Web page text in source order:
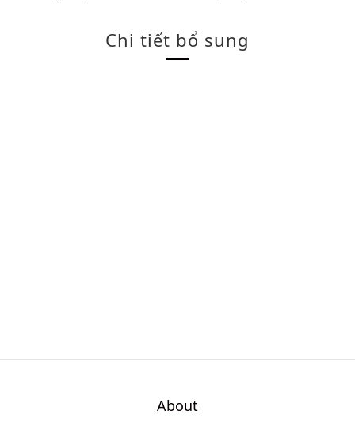
Chi tiết bổ sung
About